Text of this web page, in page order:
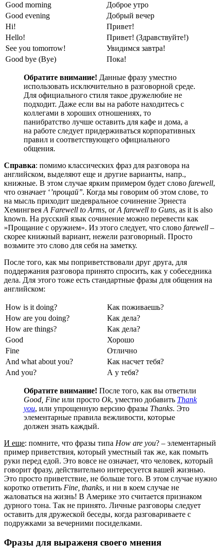
Good morning
Доброе утро
Good evening
Добрый вечер
Hi!
Привет!
Hello!
Привет! (Здравствуйте!)
See you tomorrow!
Увидимся завтра!
Good bye (Bye)
Пока!
Обратите внимание! Данные фразу уместно
использовать исключительно в разговорной среде.
Для официального стиля такое дружелюбие не
подходит. Даже если вы на работе находитесь с
коллегами в хороших отношениях, то
панибратство лучше оставить для кафе и дома, а
на работе следует придерживаться корпоративных
правил и соответствующего официального
общения.
Справка: помимо классических фраз для разговора на
английском, выделяют еще и другие варианты, напр.,
книжные. В этом случае ярким примером будет слово farewell,
что означает ‘’прощай’’. Когда мы говорим об этом слове, то
на мысль приходит шедевральное сочинение Эрнеста
Хемингвея A Farewell to Arms, orA farewell to Guns, as it is also
known. На русский язык сочинение можно перевести как
»Прощание с оружием». Из этого следует, что слово farewell –
скорее книжный вариант, нежели разговорный. Просто
возьмите это слово для себя на заметку.
После того, как мы поприветствовали друг друга, для
поддержания разговора принято спросить, как у собеседника
дела. Для этого тоже есть стандартные фразы для общения на
английском:
How is it doing?
Как поживаешь?
How are you doing?
Как дела?
How are things?
Как дела?
Good
Хорошо
Fine
Отлично
And what about you?
Как насчет тебя?
And you?
А у тебя?
Обратите внимание! После того, как вы ответили
Good, Fine или просто Ok, уместно добавить Thank
you, или упрощенную версию фразы Thanks. Это
элементарные правила вежливости, которые
должен знать каждый.
И еще: помните, что фразы типа How are you? – элементарный
пример приветствия, который уместный так же, как помыть
руки перед едой. Это вовсе не означает, что человек, который
говорит фразу, действительно интересуется вашей жизнью.
Это просто приветствие, не больше того. В этом случае нужно
коротко ответить Fine, thanks, и ни в коем случае не
жаловаться на жизнь! В Америке это считается признаком
дурного тона. Так не принято. Личные разговоры следует
оставить для дружеской беседы, когда разговариваете с
подружками за вечерними посиделками.
Фразы для выраженя своего мнения